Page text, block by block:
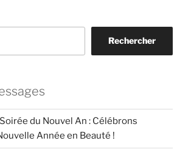
Rechercher
du Nouvel An : Célébrons
Année en Beauté !